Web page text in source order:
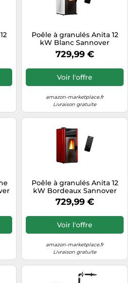
Poêle à granulés Anita 12
kW Blanc Sannover
729,99 €
Voir l'offre
amazon-marketplace.fr
Livraison gratuite
Poêle à granulés Anita 12
kW Bordeaux Sannover
729,99 €
Voir l'offre
amazon-marketplace.fr
Livraison gratuite